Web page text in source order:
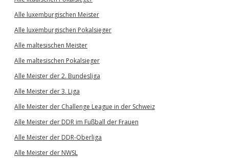
Alle luxemburgischen Meister
Alle luxemburgischen Pokalsieger
Alle maltesischen Meister
Alle maltesischen Pokalsieger
Alle Meister der 2. Bundesliga
Alle Meister der 3. Liga
Alle Meister der Challenge League in der Schweiz
Alle Meister der DDR im Fußball der Frauen
Alle Meister der DDR-Oberliga
Alle Meister der NWSL